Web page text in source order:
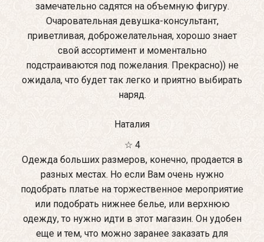
замечательно садятся на объемную фигуру.
Очаровательная девушка-консультант,
приветливая, доброжелательная, хорошо знает
свой ассортимент и моментально
подстраиваются под пожелания. Прекрасно)) не
ожидала, что будет так легко и приятно выбирать
наряд.
Наталия
☆ 4
Одежда больших размеров, конечно, продается в
разных местах. Но если Вам очень нужно
подобрать платье на торжественное мероприятие
или подобрать нижнее белье, или верхнюю
одежду, то нужно идти в этот магазин. Он удобен
еще и тем, что можно заранее заказать для